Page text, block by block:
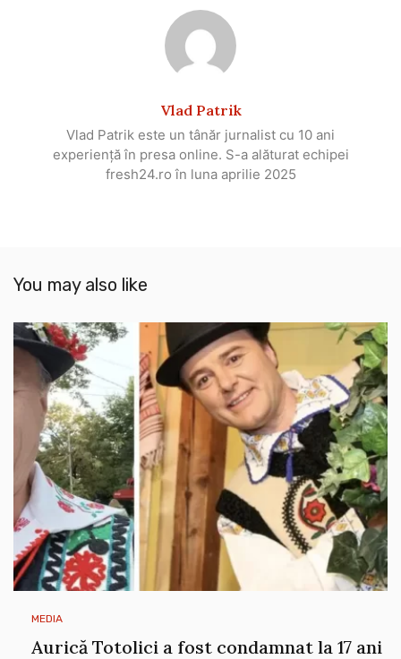
Vlad Patrik
Vlad Patrik este un tânăr jurnalist cu 10 ani
experiență în presa online. S-a alăturat echipei
fresh24.ro în luna aprilie 2025
You may also like
MEDIA
Aurică Totolici a fost condamnat la 17 ani